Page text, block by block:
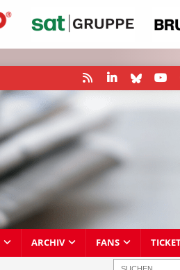
ARCHIV FANS